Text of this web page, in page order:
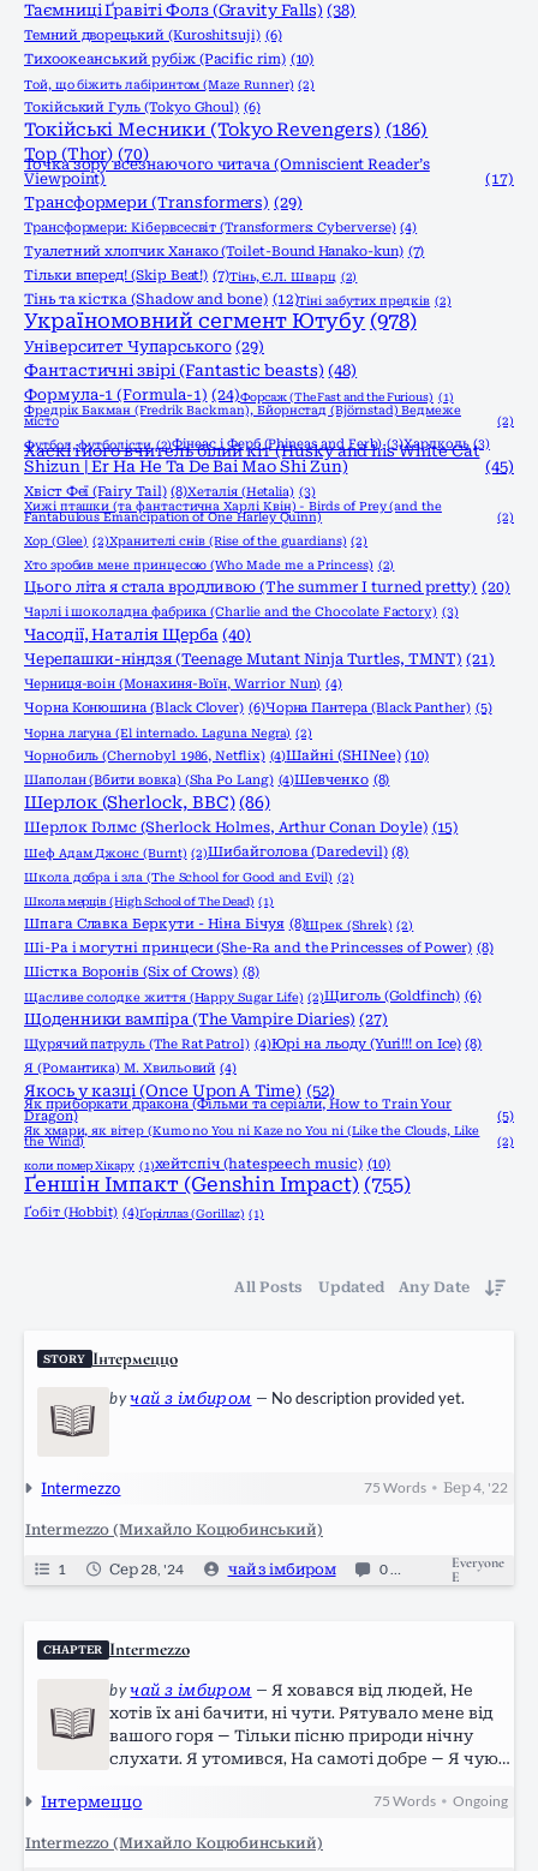
Таємниці Ґравіті Фолз (Gravity Falls) (38)
Темний дворецький (Kuroshitsuji) (6)
Тихоокеанський рубіж (Pacific rim) (10)
Той, що біжить лабіринтом (Maze Runner) (2)
Токійський Гуль (Tokyo Ghoul) (6)
Токійські Месники (Tokyo Revengers) (186)
Тор (Thor) (70)
Точка зору всезнаючого читача (Omniscient Reader’s
Viewpoint)
(17)
Трансформери (Transformers) (29)
Трансформери: Кібервсесвіт (Transformers: Cyberverse) (4)
Туалетний хлопчик Ханако (Toilet-Bound Hanako-kun) (7)
Тільки вперед! (Skip Beat!) (7)Тінь, Є.Л. Шварц (2)
Тінь та кістка (Shadow and bone) (12)Тіні забутих предків (2)
Україномовний сегмент Ютубу (978)
Університет Чупарського (29)
Фантастичні звірі (Fantastic beasts) (48)
Формула-1 (Formula-1) (24)Форсаж (The Fast and the Furious) (1)
Фредрік Бакман (Fredrik Backman), Бйорнстад (Björnstad) Ведмеже
місто
(2)
Футбол, футболісти (2)Фінеас і Ферб (Phineas and Ferb) (3)Хардколь (3)
Хаскі і його вчитель білий кіт (Husky and his White Cat
Shizun | Er Ha He Ta De Bai Mao Shi Zun)
(45)
Хвіст Феї (Fairy Tail) (8)Хеталія (Hetalia) (3)
Хижі пташки (та фантастична Харлі Квін) - Birds of Prey (and the
Fantabulous Emancipation of One Harley Quinn)
(2)
Хор (Glee) (2)Хранителі снів (Rise of the guardians) (2)
Хто зробив мене принцесою (Who Made me a Princess) (2)
Цього літа я стала вродливою (The summer I turned pretty) (20)
Чарлі і шоколадна фабрика (Charlie and the Chocolate Factory) (3)
Часодії, Наталія Щерба (40)
Черепашки-ніндзя (Teenage Mutant Ninja Turtles, TMNT) (21)
Черниця-воiн (Монахиня-Воïн, Warrior Nun) (4)
Чорна Конюшина (Black Clover) (6)Чорна Пантера (Black Panther) (5)
Чорна лагуна (El internado. Laguna Negra) (2)
Чорнобиль (Chernobyl 1986, Netflix) (4)Шайні (SHINee) (10)
Шаполан (Вбити вовка) (Sha Po Lang) (4)Шевченко (8)
Шерлок (Sherlock, ВВС) (86)
Шерлок Голмс (Sherlock Holmes, Arthur Conan Doyle) (15)
Шеф Адам Джонс (Burnt) (2)Шибайголова (Daredevil) (8)
Школа добра і зла (The School for Good and Evil) (2)
Школа мерців (High School of The Dead) (1)
Шпага Славка Беркути - Ніна Бічуя (8)Шрек (Shrek) (2)
Ші-Ра і могутні принцеси (She-Ra and the Princesses of Power) (8)
Шістка Воронів (Six of Crows) (8)
Щасливе солодке життя (Happy Sugar Life) (2)Щиголь (Goldfinch) (6)
Щоденники вампіра (The Vampire Diaries) (27)
Щурячий патруль (The Rat Patrol) (4)Юрі на льоду (Yuri!!! on Ice) (8)
Я (Романтика) М. Хвильовий (4)
Якось у казці (Once Upon A Time) (52)
Як приборкати дракона (Фільми та серіали, How to Train Your
Dragon) (5)
Як хмари, як вітер (Kumo no You ni Kaze no You ni (Like the Clouds, Like
the Wind)
(2)
коли помер Хікару (1)хейтспіч (hatespeech music) (10)
Ґеншін Імпакт (Genshin Impact) (755)
Ґобіт (Hobbit) (4)Ґоріллаз (Gorillaz) (1)
All Posts Updated Any Date
STORY Інтермеццо
byчай з імбиром — No description provided yet.
Іntermezzo 75 Words •Бер 4, '22
Intermezzo (Михайло Коцюбинський)
1 Сер 28, '24 чай з імбиром 0 Ongoing
Everyone
E
CHAPTER Іntermezzo
byчай з імбиром — Я ховався від людей, Не
хотів їх ані бачити, ні чути. Рятувало мене від
вашого горя — Тільки пісню природи нічну
слухати. Я утомився, На самоті добре — Я чую
небесною струною Лікують мені душу в той же
Інтермеццо 75 Words •Ongoing
Intermezzo (Михайло Коцюбинський)